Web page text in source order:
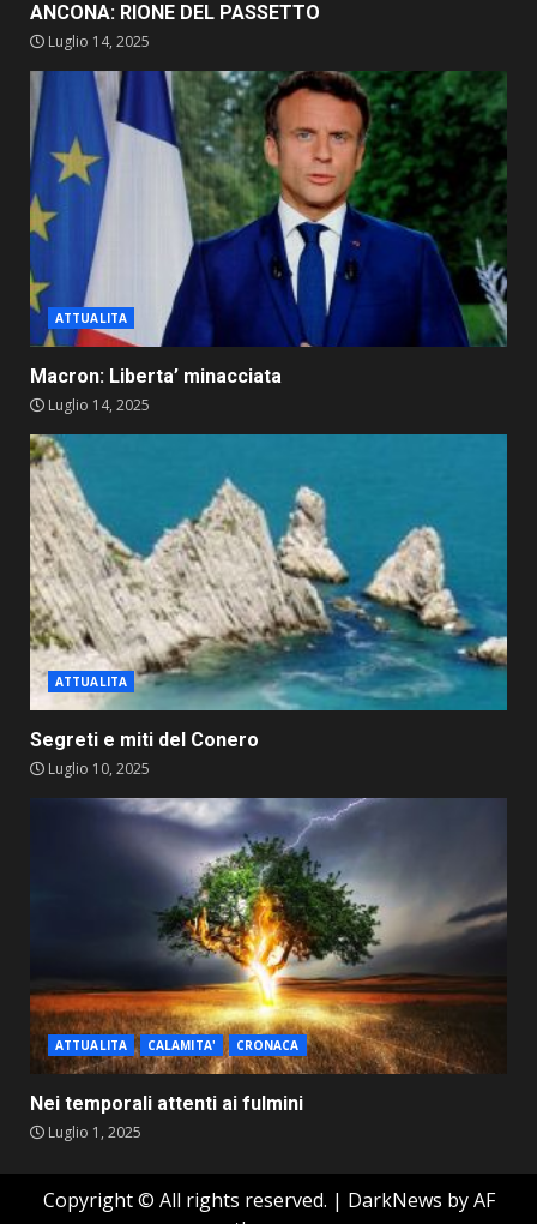
ANCONA: RIONE DEL PASSETTO
Luglio 14, 2025
ATTUALITA
Macron: Liberta’ minacciata
Luglio 14, 2025
ATTUALITA
Segreti e miti del Conero
Luglio 10, 2025
ATTUALITA CALAMITA' CRONACA
Nei temporali attenti ai fulmini
Luglio 1, 2025
Copyright © All rights reserved. | DarkNews by AF